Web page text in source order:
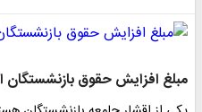
مبلغ افزایش حقوق بازنشستگان